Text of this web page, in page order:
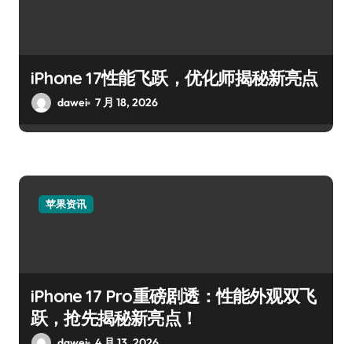
iPhone 17性能飞跃，优化师揭秘新亮点
dawei 7 月 18, 2026
苹果资讯
iPhone 17 Pro重磅剧透：性能外观双飞
跃，抢先揭秘新亮点！